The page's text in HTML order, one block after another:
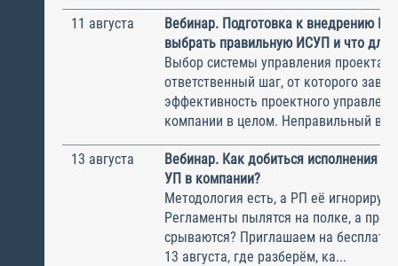
11 августа
Вебинар. Подготовка к внедрению
выбрать правильную ИСУП и что для
Выбор системы управления
ответственный шаг, от которого
эффективность проектного
компании в целом. Неправильный
13 августа
Вебинар. Как добиться исполнения
УП в компании?
Методология есть, а РП её
Регламенты пылятся на полке, а
срываются? Приглашаем на
13 августа, где разберём, ка...